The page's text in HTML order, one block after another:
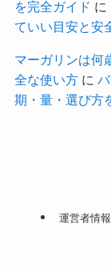
を完全ガイド に
ていい目安と安
マーガリンは何
全な使い方に
期・量・選び方
運営者情